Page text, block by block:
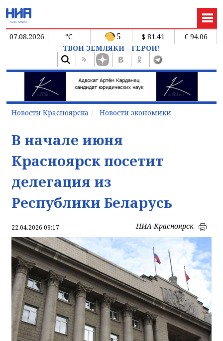
07.08.2026 °C 5 $ 81.41
€ 94.06
ТВОИ ЗЕМЛЯКИ - ГЕРОИ!
Новости Красноярска Новости экономики
В начале июня
Красноярск посетит
делегация из
Республики Беларусь
22.04.2026 09:17 НИА-Красноярск